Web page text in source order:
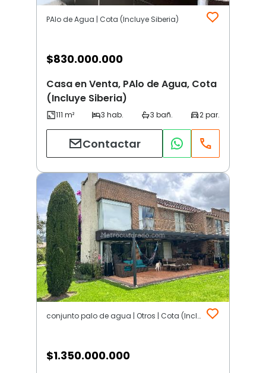
PAlo de Agua | Cota (Incluye Siberia)
$830.000.000
Casa en Venta, PAlo de Agua, Cota
(Incluye Siberia)
Contactar
conjunto palo de agua | Otros | Cota (Incluye Siberia)
$1.350.000.000